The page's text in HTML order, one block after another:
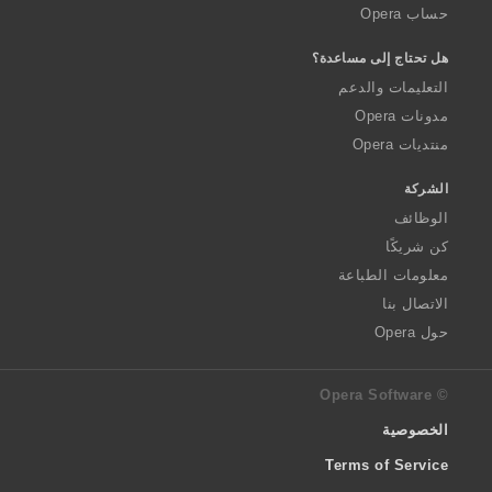
حساب Opera
هل تحتاج إلى مساعدة؟
التعليمات والدعم
مدونات Opera
منتديات Opera
الشركة
الوظائف
كن شريكًا
معلومات الطباعة
الاتصال بنا
حول Opera
© Opera Software
الخصوصية
Terms of Service